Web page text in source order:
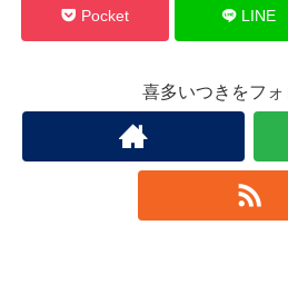
Pocket LINE
喜多いつきをフォ